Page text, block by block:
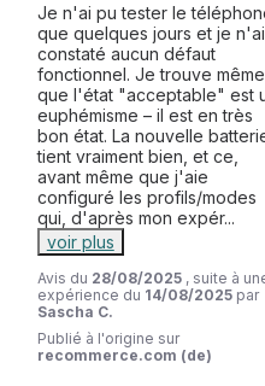
Je n'ai pu tester le
que quelques jours et je n'ai
constaté aucun défaut
fonctionnel. Je trouve même
que l'état "acceptable" est
euphémisme – il est en très
bon état. La nouvelle
tient vraiment bien, et ce,
avant même que j'aie
configuré les profils/modes
qui, d'après mon expér...
voir plus
Avis du 28/08/2025 , suite à
expérience du 14/08/2025 par
Sascha C.
Publié à l'origine sur
recommerce.com (de)